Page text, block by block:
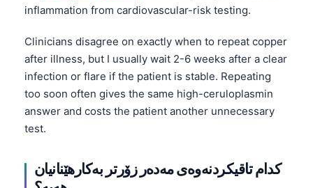
inflammation from cardiovascular-risk testing.
Clinicians disagree on exactly when to repeat copper
after illness, but I usually wait 2-6 weeks after a clear
infection or flare if the patient is stable. Repeating
too soon often gives the same high-ceruloplasmin
answer and costs the patient another unnecessary
test.
کدام تاقیکردنەوەی مەدەر زۆرتر بەکارهێنانیان
Íslenska
Bosanski
Azərbaycan dili
Eesti
Čeština